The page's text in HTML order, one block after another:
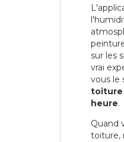
sur les
vrai
vous le
toiture
heure.
Quand
toiture,